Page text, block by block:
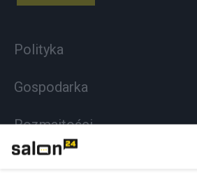
Polityka
Gospodarka
Rozmaitości